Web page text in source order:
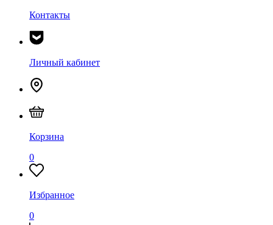
Контакты
Личный кабинет
Корзина
0
Избранное
0